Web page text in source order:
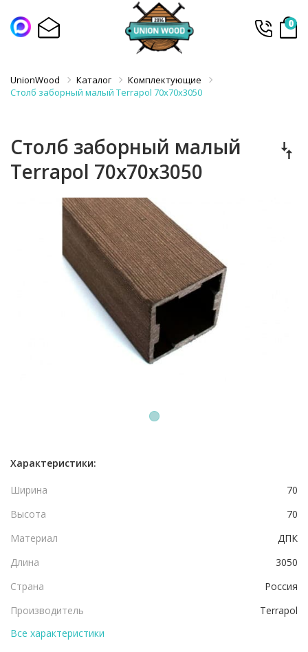
0
UnionWood Каталог
Комплектующие
Столб заборный малый Terrapol 70х70х3050
Столб заборный малый
Terrapol 70х70х3050
1
Характеристики:
Ширина
70
Высота
70
Материал
ДПК
Длина
3050
Страна
Россия
Производитель
Terrapol
Все характеристики